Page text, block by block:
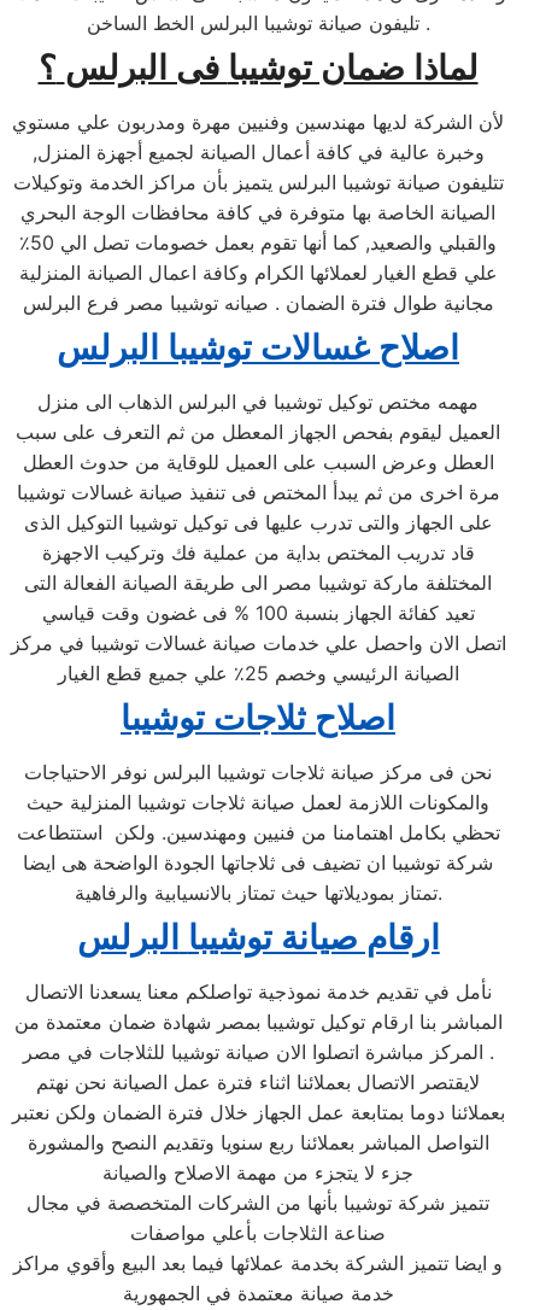
. تليفون صيانة توشيبا البرلس الخط الساخن
لماذا ضمان توشيبا فى البرلس ؟
لأن الشركة لديها مهندسين وفنيين مهرة ومدربون علي مستوي
وخبرة عالية في كافة أعمال الصيانة لجميع أجهزة المنزل,
تتليفون صيانة توشيبا البرلس يتميز بأن مراكز الخدمة وتوكيلات
الصيانة الخاصة بها متوفرة في كافة محافظات الوجة البحري
والقبلي والصعيد, كما أنها تقوم بعمل خصومات تصل الي 50٪
علي قطع الغيار لعملائها الكرام وكافة اعمال الصيانة المنزلية
مجانية طوال فترة الضمان . صيانه توشيبا مصر فرع البرلس
اصلاح غسالات توشيبا البرلس
مهمه مختص توكيل توشيبا في البرلس الذهاب الى منزل
العميل ليقوم بفحص الجهاز المعطل من ثم التعرف على سبب
العطل وعرض السبب على العميل للوقاية من حدوث العطل
مرة اخرى من ثم يبدأ المختص فى تنفيذ صيانة غسالات توشيبا
على الجهاز والتى تدرب عليها فى توكيل توشيبا التوكيل الذى
قاد تدريب المختص بداية من عملية فك وتركيب الاجهزة
المختلفة ماركة توشيبا مصر الى طريقة الصيانة الفعالة التى
تعيد كفائة الجهاز بنسبة 100 % فى غضون وقت قياسي
اتصل الان واحصل علي خدمات صيانة غسالات توشيبا في مركز
الصيانة الرئيسي وخصم 25٪ علي جميع قطع الغيار
اصلاح ثلاجات توشيبا
نحن فى مركز صيانة ثلاجات توشيبا البرلس نوفر الاحتياجات
والمكونات اللازمة لعمل صيانة ثلاجات توشيبا المنزلية حيث
تحظي بكامل اهتمامنا من فنيين ومهندسين. ولكن استتطاعت
شركة توشيبا ان تضيف فى ثلاجاتها الجودة الواضحة هى ايضا
تمتاز بموديلاتها حيث تمتاز بالانسيابية والرفاهية.
ارقام صيانة توشيبا البرلس
نأمل في تقديم خدمة نموذجية تواصلكم معنا يسعدنا الاتصال
المباشر بنا ارقام توكيل توشيبا بمصر شهادة ضمان معتمدة من
المركز مباشرة اتصلوا الان صيانة توشيبا للثلاجات في مصر .
لايقتصر الاتصال بعملائنا اثناء فترة عمل الصيانة نحن نهتم
بعملائنا دوما بمتابعة عمل الجهاز خلال فترة الضمان ولكن نعتبر
التواصل المباشر بعملائنا ربع سنويا وتقديم النصح والمشورة
جزء لا يتجزء من مهمة الاصلاح والصيانة
تتميز شركة توشيبا بأنها من الشركات المتخصصة في مجال
صناعة الثلاجات بأعلي مواصفات
و ايضا تتميز الشركة بخدمة عملائها فيما بعد البيع وأقوي مراكز
خدمة صيانة معتمدة في الجمهورية